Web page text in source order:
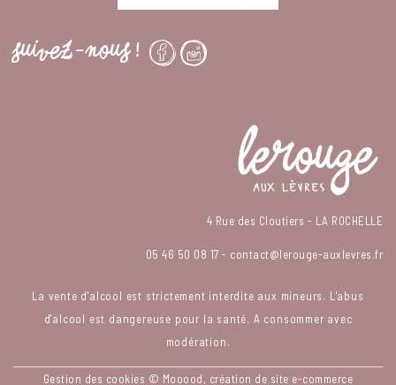
SUIVEZ-NOUS !
4 Rue des Cloutiers - LA ROCHELLE
05 46 50 08 17 - contact@lerouge-auxlevres.fr
La vente d'alcool est strictement interdite aux mineurs. L'abus
d'alcool est dangereuse pour la santé. A consommer avec
modération.
Gestion des cookies © Mooood, création de site e-commerce